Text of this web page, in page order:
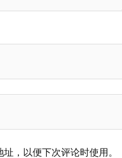
，以便下次评论时使用。